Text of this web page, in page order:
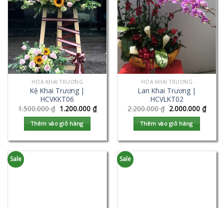
HOA KHAI TRƯƠNG
Kệ Khai Trương |
HCVKKT06
1.500.000₫ 1.200.000 ₫
Thêm vào giỏ hàng
HOA KHAI TRƯƠNG
Lan Khai Trương |
HCVLKT02
2.200.000₫ 2.000.000 ₫
Thêm vào giỏ hàng
Sale Sale